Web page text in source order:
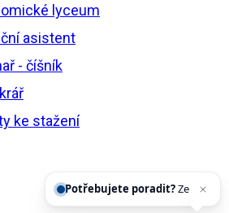
lyceum
asistent
- číšník
ke stažení
poradit?Zeptejte se našeho